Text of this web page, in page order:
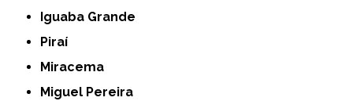
Iguaba Grande
Piraí
Miracema
Miguel Pereira